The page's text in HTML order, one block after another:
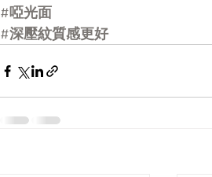
#啞光面
#深壓紋質感更好